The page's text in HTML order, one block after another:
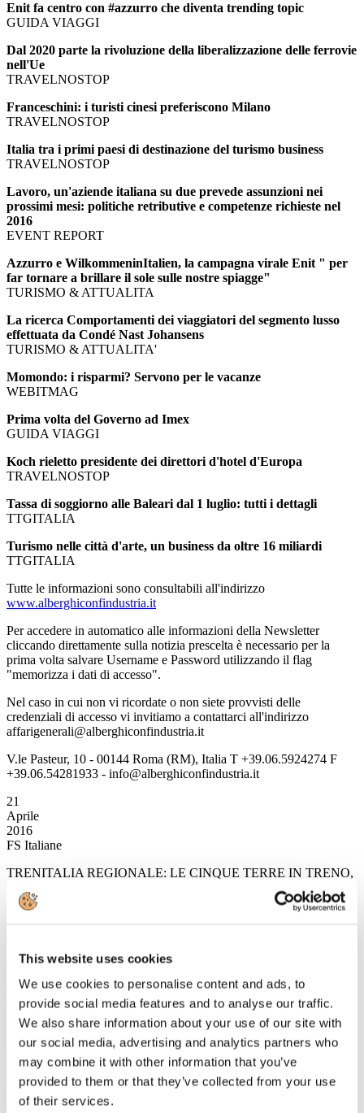
This website uses cookies
We use cookies to personalise content and ads, to
provide social media features and to analyse our traffic.
We also share information about your use of our site with
our social media, advertising and analytics partners who
may combine it with other information that you’ve
provided to them or that they’ve collected from your use
of their services.
Enit fa centro con #azzurro che diventa trending topic
GUIDA VIAGGI
Dal 2020 parte la rivoluzione della liberalizzazione delle ferrovie
nell'Ue
TRAVELNOSTOP
Franceschini: i turisti cinesi preferiscono Milano
TRAVELNOSTOP
Italia tra i primi paesi di destinazione del turismo business
TRAVELNOSTOP
Lavoro, un'aziende italiana su due prevede assunzioni nei
prossimi mesi: politiche retributive e competenze richieste nel
2016
EVENT REPORT
Azzurro e WilkommeninItalien, la campagna virale Enit " per
far tornare a brillare il sole sulle nostre spiagge"
TURISMO & ATTUALITA
La ricerca Comportamenti dei viaggiatori del segmento lusso
effettuata da Condé Nast Johansens
TURISMO & ATTUALITA'
Momondo: i risparmi? Servono per le vacanze
WEBITMAG
Prima volta del Governo ad Imex
GUIDA VIAGGI
Koch rieletto presidente dei direttori d'hotel d'Europa
TRAVELNOSTOP
Tassa di soggiorno alle Baleari dal 1 luglio: tutti i dettagli
TTGITALIA
Turismo nelle città d'arte, un business da oltre 16 miliardi
TTGITALIA
Tutte le informazioni sono consultabili all'indirizzo
www.alberghiconfindustria.it
Per accedere in automatico alle informazioni della Newsletter
cliccando direttamente sulla notizia prescelta è necessario per la
prima volta salvare Username e Password utilizzando il flag
"memorizza i dati di accesso".
Nel caso in cui non vi ricordate o non siete provvisti delle
credenziali di accesso vi invitiamo a contattarci all'indirizzo
affarigenerali@alberghiconfindustria.it
V.le Pasteur, 10 - 00144 Roma (RM), Italia T +39.06.5924274 F
+39.06.54281933 - info@alberghiconfindustria.it
21
Aprile
2016
FS Italiane
TRENITALIA REGIONALE: LE CINQUE TERRE IN TRENO,
65 CORSE GIORNALIERE NEI FINESETTIMANA
• dal 23 aprile, alle 44 corse giornaliere tra Levanto e La Spezia
Manarola e Riomaggiore
• continua il servizio dedicato di accoglienza e assistenza nelle
stazioni nei periodi di maggiore affluenza
Le Cinque Terre in treno: un servizio frequente e capillare, un
concreto sostegno al turismo. Diventano infatti 65 le corse regionali
Trenitalia in arrivo e partenza tutti i fine settimana e nei ponti del 2
giugno e 1° novembre: sei corse ogni ora - tre per senso di marcia - a